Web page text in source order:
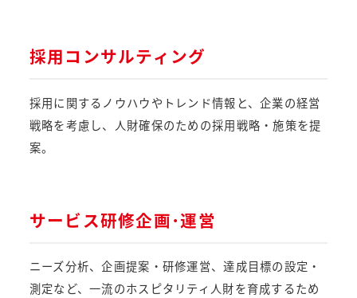
採用コンサルティング
採用に関するノウハウやトレンド情報と、企業の経営
戦略を考慮し、人財確保のための採用戦略・施策を提
案。
サービス研修企画･運営
ニーズ分析、企画提案・研修運営、達成目標の設定・
測定など、一流のホスピタリティ人財を育成するため